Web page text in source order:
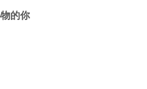
的你